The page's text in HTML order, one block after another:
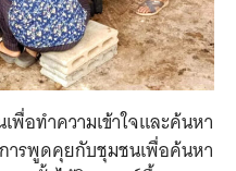
พื่อทำความเข้าใจและค้นหา
ารพูดคุยกับชุมชนเพื่อค้นหา